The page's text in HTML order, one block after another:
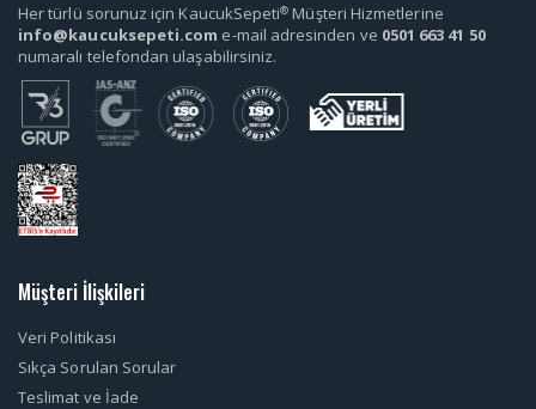
Her türlü sorunuz için KaucukSepeti® Müşteri Hizmetlerine
info@kaucuksepeti.com e-mail adresinden ve 0501 663 41 50
numaralı telefondan ulaşabilirsiniz.
Müşteri İlişkileri
Veri Politikası
Sıkça Sorulan Sorular
Teslimat ve İade